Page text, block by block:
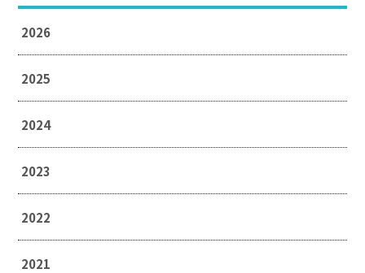
2026
2025
2024
2023
2022
2021